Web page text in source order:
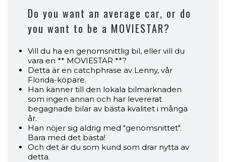
Do you want an average car, or do
you want to be a MOVIESTAR?
Vill du ha en genomsnittlig bil, eller vill du
vara en ** MOVIESTAR **?
Detta är en catchphrase av Lenny, vår
Florida-köpare.
Han känner till den lokala bilmarknaden
som ingen annan och har levererat
begagnade bilar av bästa kvalitet i många
år.
Han nöjer sig aldrig med "genomsnittet".
Bara med det bästa!
Och det är du som kund som drar nytta av
detta.